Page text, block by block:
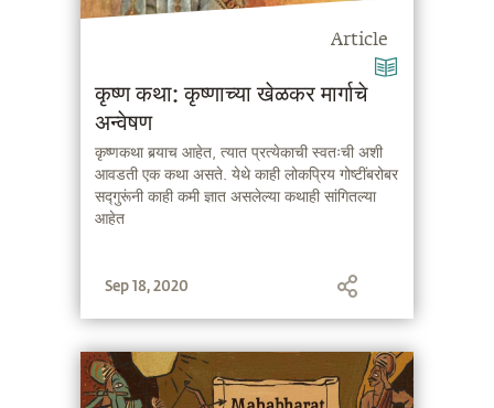
Article
कृष्ण कथा: कृष्णाच्या खेळकर मार्गाचे
अन्वेषण
कृष्णकथा बर्‍याच आहेत, त्यात प्रत्येकाची स्वतःची अशी
आवडती एक कथा असते. येथे काही लोकप्रिय गोष्टींबरोबर
सद्गुरूंनी काही कमी ज्ञात असलेल्या कथाही सांगितल्या
आहेत
Sep 18, 2020